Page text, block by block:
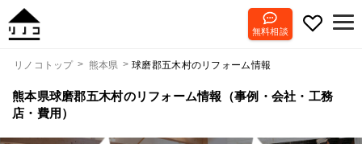
無料相談
リノコトップ 熊本県 球磨郡五木村のリフォーム情報
熊本県球磨郡五木村のリフォーム情報（事例・会社・工務
店・費用）